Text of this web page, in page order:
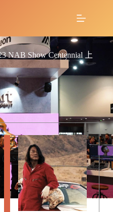
NAB Show Centennial 上
NAB
ASUS
R
E
L
A
T
E
D
P